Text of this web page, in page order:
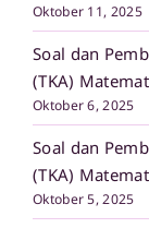
Oktober 11, 2025
Soal dan
(TKA)
Oktober 6, 2025
Soal dan
(TKA)
Oktober 5, 2025